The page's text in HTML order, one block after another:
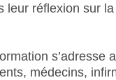
leur réflexion sur
s’adresse
médecins,